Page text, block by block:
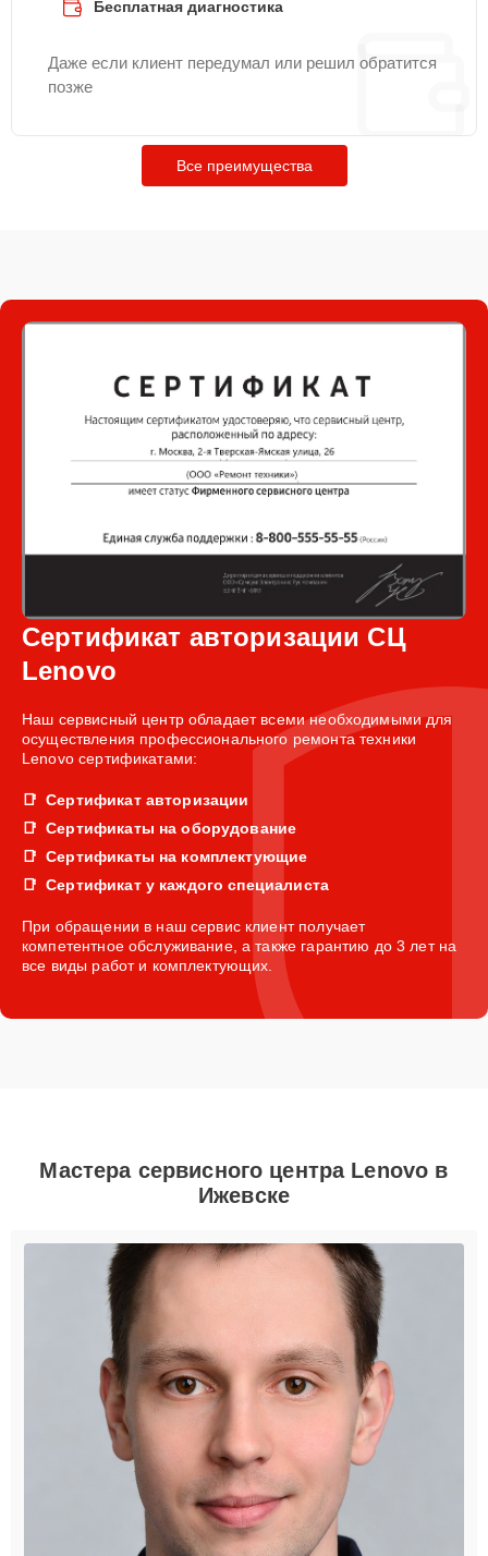
Бесплатная диагностика
Даже если клиент передумал или решил обратится
позже
Все преимущества
Сертификат авторизации СЦ
Lenovo
Наш сервисный центр обладает всеми необходимыми для
осуществления профессионального ремонта техники
Lenovo сертификатами:
Сертификат авторизации
Сертификаты на оборудование
Сертификаты на комплектующие
Сертификат у каждого специалиста
При обращении в наш сервис клиент получает
компетентное обслуживание, а также гарантию до 3 лет на
все виды работ и комплектующих.
Мастера сервисного центра Lenovo в
Ижевске